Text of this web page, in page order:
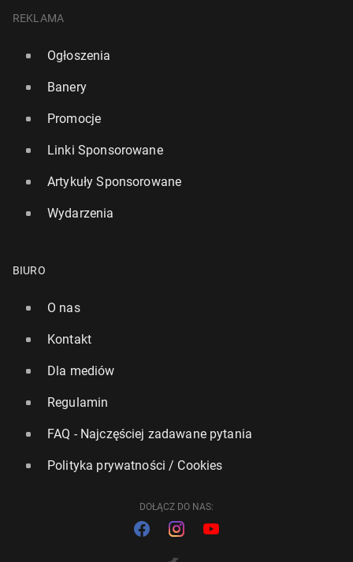
REKLAMA
Ogłoszenia
Banery
Promocje
Linki Sponsorowane
Artykuły Sponsorowane
Wydarzenia
BIURO
O nas
Kontakt
Dla mediów
Regulamin
FAQ - Najczęściej zadawane pytania
Polityka prywatności / Cookies
DOŁĄCZ DO NAS: